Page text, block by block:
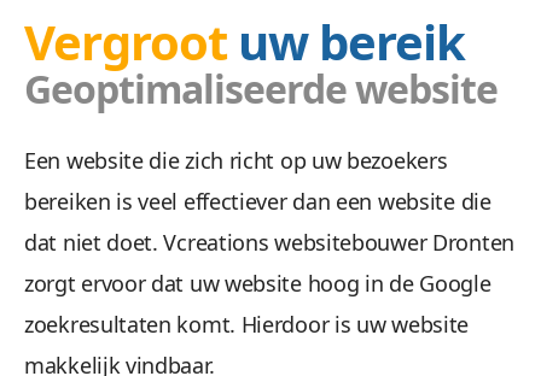
Vergroot uw bereik
Geoptimaliseerde website
Een website die zich richt op uw bezoekers
bereiken is veel effectiever dan een website die
dat niet doet. Vcreations websitebouwer Dronten
zorgt ervoor dat uw website hoog in de Google
zoekresultaten komt. Hierdoor is uw website
makkelijk vindbaar.
Wij zetten uw doelgroep aan tot actie met